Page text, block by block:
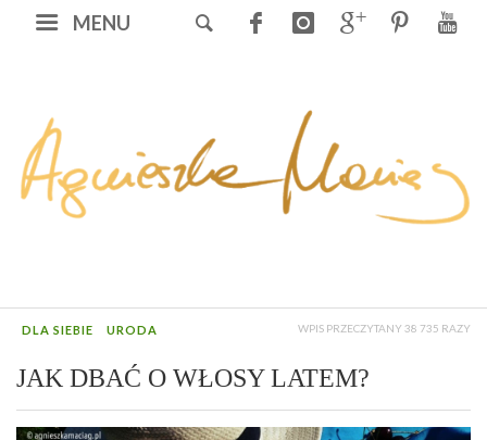
MENU
DLA SIEBIE URODA WPIS PRZECZYTANY 38 735 RAZY
JAK DBAĆ O WŁOSY LATEM?